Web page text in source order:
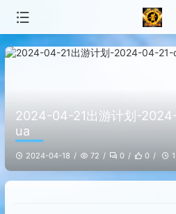
2024-04-21出游计划-
ua
2024-04-18 72 0 0